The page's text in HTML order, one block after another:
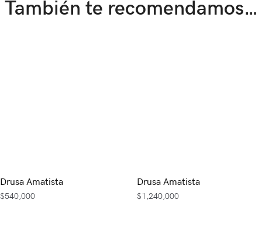
También te recomendamos…
Drusa Amatista
$540,000
Drusa Amatista
$1,240,000